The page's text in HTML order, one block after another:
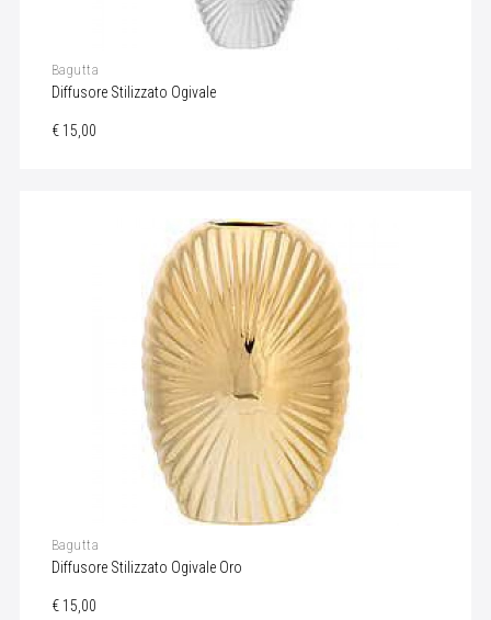
Bagutta
Diffusore Stilizzato Ogivale
€ 15,00
Bagutta
Diffusore Stilizzato Ogivale Oro
€ 15,00